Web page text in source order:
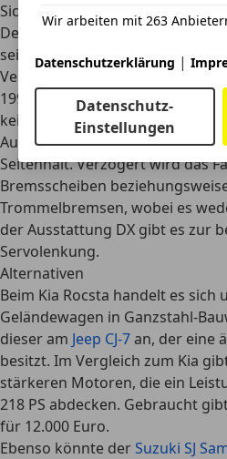
Sicherheit
Der Kia Rocsta verlässt sich bei
seine robuste Karosserie
, welche
Versteifungselemente
besitzt.
1990er Jahre besitzt der
keine Airbags.
Auch die Sitze sorgen nicht
Seitenhalt. Verzögert wird das
Bremsscheiben
Trommelbremsen, wobei es
der Ausstattung DX gibt es zur
Servolenkung.
Alternativen
Beim Kia Rocsta handelt es sich
Geländewagen in Ganzstahl-
dieser am Jeep CJ-7an, der eine
besitzt. Im Vergleich zum Kia
stärkeren Motoren, die ein
218 PS abdecken. Gebraucht
für 12.000 Euro.
Ebenso könnte derSuzuki SJ
Wir arbeiten mit 263
Datenschutzerklärung |
Datenschutz-
Einstellungen